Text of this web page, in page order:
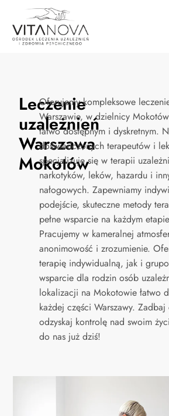
Leczenie
uzależnień
Warszawa
Mokotów
Oferujemy kompleksowe
Warszawie, w dzielnicy
łatwo dostępnym i dyskretnym.
doświadczonych terapeutów i
specjalizuje się w terapii
narkotyków, leków, hazardu i
nałogowych. Zapewniamy
podejście, skuteczne metody
pełne wsparcie na każdym
Pracujemy w kameralnej
anonimowość i zrozumienie.
terapię indywidualną, jak i
wsparcie dla rodzin osób
lokalizacji na Mokotowie łatwo
każdej części Warszawy.
odzyskaj kontrolę nad swoim
do nas już dziś!